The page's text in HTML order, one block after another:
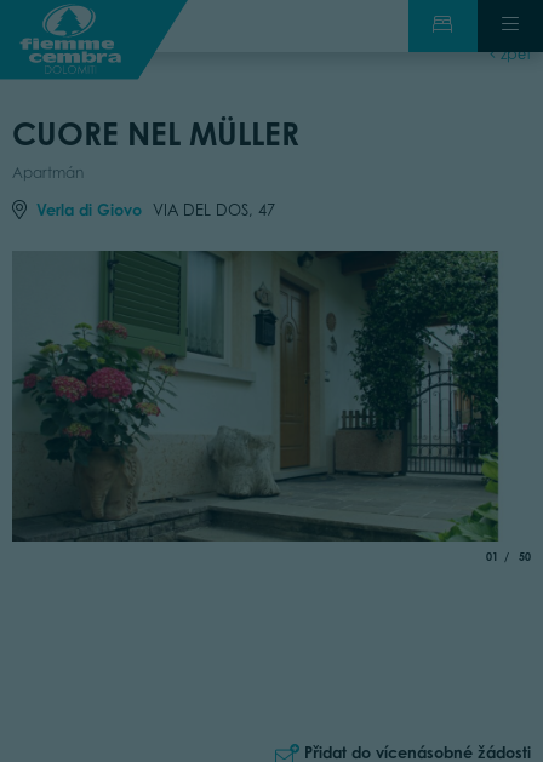
zpět
CUORE NEL MÜLLER
Apartmán
Verla di Giovo VIA DEL DOS, 47
01 of
50
Přidat do vícenásobné žádosti